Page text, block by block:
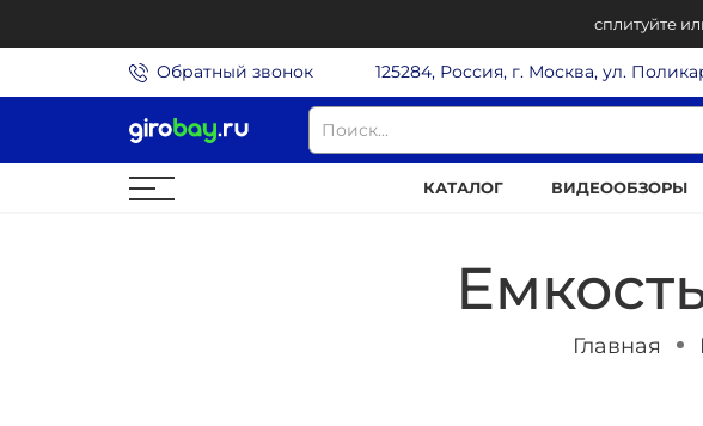
сплитуйте
Обратный звонок 125284, Россия, г. Москва, ул.
КАТАЛОГ ВИДЕООБЗОРЫ
Главная